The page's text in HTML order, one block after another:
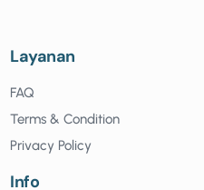
Layanan
FAQ
Terms & Condition
Privacy Policy
Info